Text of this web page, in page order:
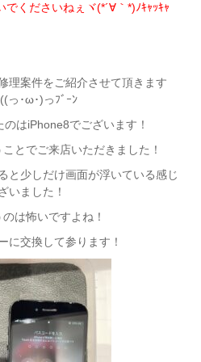
くださいねぇヾ(*´∀｀*)ﾉｷｬｯｷｬ
理案件をご紹介させて頂きます
っ･ω･)っﾌﾞｰﾝ
はiPhone8でございます！
とでご来店いただきました！
と少しだけ画面が浮いている感じ
いました！
は怖いですよね！
に交換して参ります！